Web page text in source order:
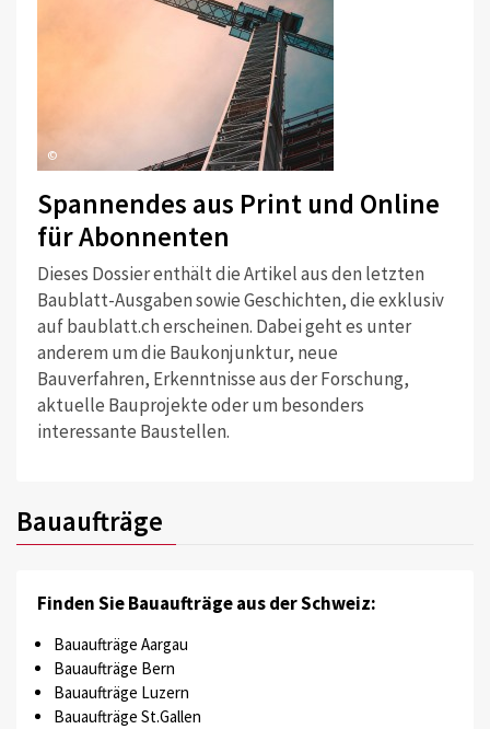
©
Spannendes aus Print und Online
für Abonnenten
Dieses Dossier enthält die Artikel aus den letzten
Baublatt-Ausgaben sowie Geschichten, die exklusiv
auf baublatt.ch erscheinen. Dabei geht es unter
anderem um die Baukonjunktur, neue
Bauverfahren, Erkenntnisse aus der Forschung,
aktuelle Bauprojekte oder um besonders
interessante Baustellen.
Bauaufträge
Finden Sie Bauaufträge aus der Schweiz:
Bauaufträge Aargau
Bauaufträge Bern
Bauaufträge Luzern
Bauaufträge St.Gallen